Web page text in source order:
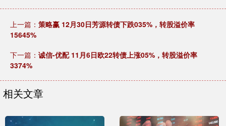
上一篇： 策略赢 12月30日芳源转债下跌035%，转股溢价率
15645%
下一篇： 诚信-优配 11月6日欧22转债上涨05%，转股溢价率
3374%
相关文章